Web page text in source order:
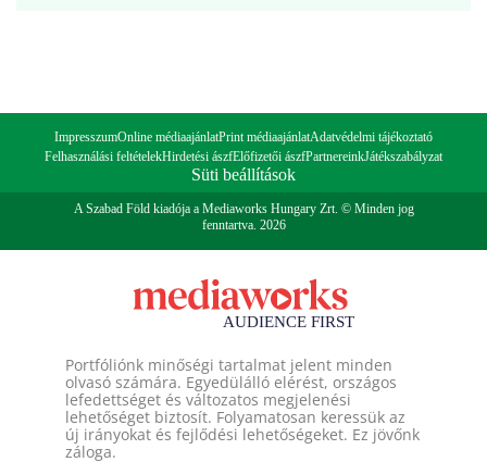
ImpresszumOnline médiaajánlatPrint médiaajánlatAdatvédelmi tájékoztató
Felhasználási feltételekHirdetési ászfElőfizetői ászfPartnereinkJátékszabályzat
Süti beállítások
A Szabad Föld kiadója a Mediaworks Hungary Zrt. © Minden jog
fenntartva. 2026
Portfóliónk minőségi tartalmat jelent minden
olvasó számára. Egyedülálló elérést, országos
lefedettséget és változatos megjelenési
lehetőséget biztosít. Folyamatosan keressük az
új irányokat és fejlődési lehetőségeket. Ez jövőnk
záloga.